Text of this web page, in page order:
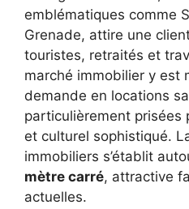
emblématiques comme
Grenade, attire une
touristes, retraités et
marché immobilier y est
demande en locations
particulièrement prisées
et culturel sophistiqué.
immobiliers s’établit
mètre carré, attractive
actuelles.